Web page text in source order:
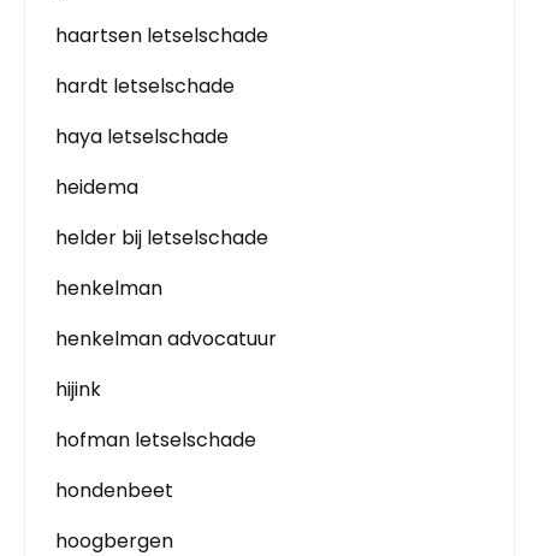
haartsen letselschade
hardt letselschade
haya letselschade
heidema
helder bij letselschade
henkelman
henkelman advocatuur
hijink
hofman letselschade
hondenbeet
hoogbergen